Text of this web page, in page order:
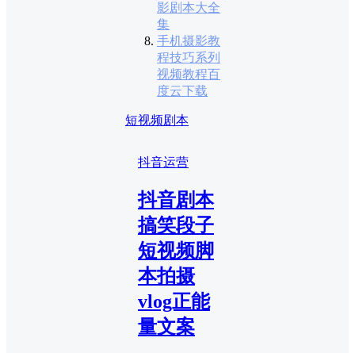
影剧本大全
集
手机摄影教
程技巧系列
视频教程百
度云下载
短视频剧本
抖音运营
抖音剧本
搞笑段子
短视频脚
本拍摄
vlog正能
量文案